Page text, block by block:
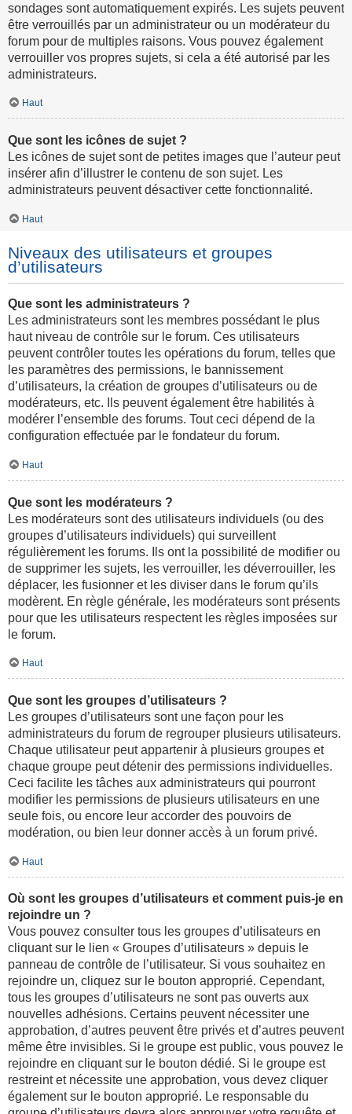
sondages sont automatiquement expirés. Les sujets peuvent
être verrouillés par un administrateur ou un modérateur du
forum pour de multiples raisons. Vous pouvez également
verrouiller vos propres sujets, si cela a été autorisé par les
administrateurs.
Haut
Que sont les icônes de sujet ?
Les icônes de sujet sont de petites images que l’auteur peut
insérer afin d’illustrer le contenu de son sujet. Les
administrateurs peuvent désactiver cette fonctionnalité.
Haut
Niveaux des utilisateurs et groupes
d’utilisateurs
Que sont les administrateurs ?
Les administrateurs sont les membres possédant le plus
haut niveau de contrôle sur le forum. Ces utilisateurs
peuvent contrôler toutes les opérations du forum, telles que
les paramètres des permissions, le bannissement
d’utilisateurs, la création de groupes d’utilisateurs ou de
modérateurs, etc. Ils peuvent également être habilités à
modérer l’ensemble des forums. Tout ceci dépend de la
configuration effectuée par le fondateur du forum.
Haut
Que sont les modérateurs ?
Les modérateurs sont des utilisateurs individuels (ou des
groupes d’utilisateurs individuels) qui surveillent
régulièrement les forums. Ils ont la possibilité de modifier ou
de supprimer les sujets, les verrouiller, les déverrouiller, les
déplacer, les fusionner et les diviser dans le forum qu’ils
modèrent. En règle générale, les modérateurs sont présents
pour que les utilisateurs respectent les règles imposées sur
le forum.
Haut
Que sont les groupes d’utilisateurs ?
Les groupes d’utilisateurs sont une façon pour les
administrateurs du forum de regrouper plusieurs utilisateurs.
Chaque utilisateur peut appartenir à plusieurs groupes et
chaque groupe peut détenir des permissions individuelles.
Ceci facilite les tâches aux administrateurs qui pourront
modifier les permissions de plusieurs utilisateurs en une
seule fois, ou encore leur accorder des pouvoirs de
modération, ou bien leur donner accès à un forum privé.
Haut
Où sont les groupes d’utilisateurs et comment puis-je en
rejoindre un ?
Vous pouvez consulter tous les groupes d’utilisateurs en
cliquant sur le lien « Groupes d’utilisateurs » depuis le
panneau de contrôle de l’utilisateur. Si vous souhaitez en
rejoindre un, cliquez sur le bouton approprié. Cependant,
tous les groupes d’utilisateurs ne sont pas ouverts aux
nouvelles adhésions. Certains peuvent nécessiter une
approbation, d’autres peuvent être privés et d’autres peuvent
même être invisibles. Si le groupe est public, vous pouvez le
rejoindre en cliquant sur le bouton dédié. Si le groupe est
restreint et nécessite une approbation, vous devez cliquer
également sur le bouton approprié. Le responsable du